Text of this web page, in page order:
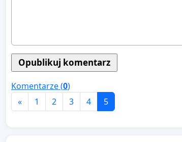
Komentarze (0)
« 1 2 3 4 5